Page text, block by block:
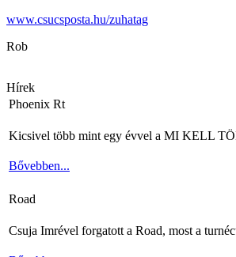
www.csucsposta.hu/zuhatag
Rob
Hírek
Phoenix Rt
Kicsivel több mint egy évvel a MI KELL
Bővebben...
Road
Csuja Imrével forgatott a Road, most a